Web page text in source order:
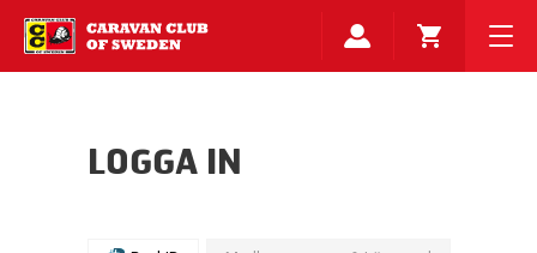
LOGGA IN